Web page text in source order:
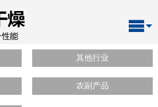
其他行业
农副产品